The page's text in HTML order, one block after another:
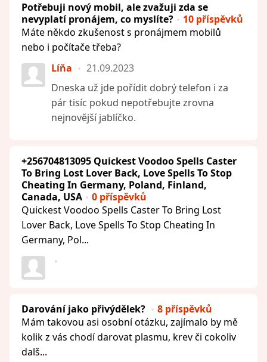
Potřebuji nový mobil, ale zvažuji zda se
nevyplatí pronájem, co myslíte?
10 příspěvků
Máte někdo zkušenost s pronájmem mobilů
nebo i počítače třeba?
Líňa
21.09.2023
Dneska už jde pořídit dobrý telefon i za
pár tisíc pokud nepotřebujte zrovna
nejnovější jablíčko.
+256704813095 Quickest Voodoo Spells Caster
To Bring Lost Lover Back, Love Spells To Stop
Cheating In Germany, Poland, Finland,
Canada, USA
0 příspěvků
Quickest Voodoo Spells Caster To Bring Lost
Lover Back, Love Spells To Stop Cheating In
Germany, Pol...
Darování jako přivýdělek?
8 příspěvků
Mám takovou asi osobní otázku, zajímalo by mě
kolik z vás chodí darovat plasmu, krev či cokoliv
dalš...